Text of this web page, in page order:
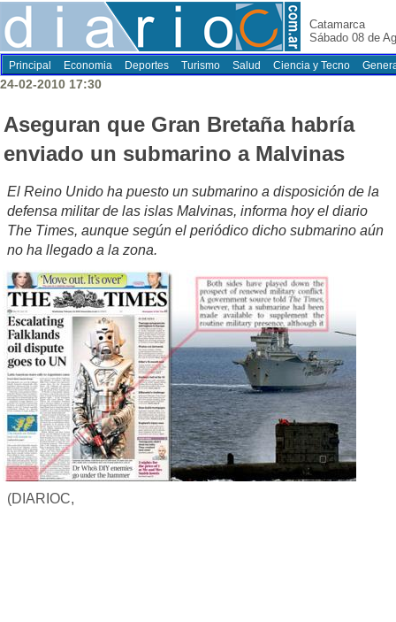
Catamarca
Sábado 08 de
Principal Economia Deportes Turismo Salud Ciencia y Tecno
24-02-2010 17:30
Aseguran que Gran Bretaña habría
enviado un submarino a Malvinas
El Reino Unido ha puesto un submarino a disposición de la
defensa militar de las islas Malvinas, informa hoy el diario
The Times, aunque según el periódico dicho submarino aún
no ha llegado a la zona.
(DIARIOC,